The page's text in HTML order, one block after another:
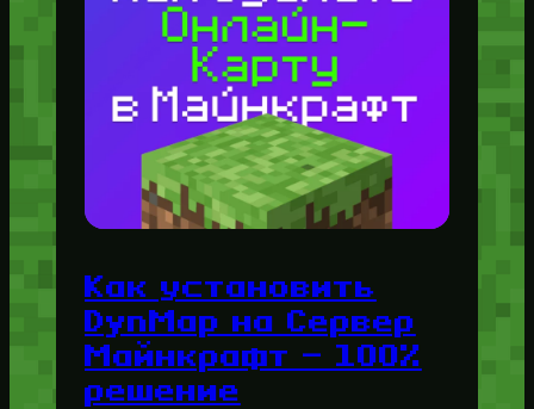
Как установить
DynMap на Сервер
Майнкрафт — 100%
решение